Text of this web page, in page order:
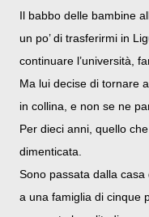
Il babbo delle bambine
un po’ di trasferirmi in
continuare l’università,
Ma lui decise di tornare
in collina, e non se ne
Per dieci anni, quello
dimenticata.
Sono passata dalla casa
a una famiglia di cinque